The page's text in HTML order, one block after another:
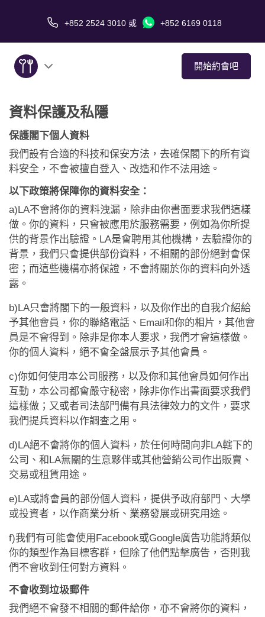
+852 2524 3010 或 +852 6169 0118
開始約會吧
關於我們
服務
愛情故事
傳媒報導
約會技巧
應用程式
資料保護及私隱
保護閣下個人資料
我們設有合適的科技和保安方法，去確保閣下的所有資
料安全，不會被擅自登入、改造和作不法用途。
以下政策將保障你的資料安全：
a)LA不會將你的資料洩漏，除非由你書面要求我們這樣
做。你的資料，只會被應用於服務需要，例如為你所提
供的背景作出驗證。LA是會聘用其他機構，去驗證你的
背景，我們只會提供部份資料，不相關的部份絕對會保
密；而這些機構亦將保證，不會將關於你的資料向外透
露。
b)LA只會將閣下的一般資料，以及你作出的自我介紹給
予其他會員，你的聯絡電話、Email和你的相片，其他會
員是不會得到。除非是你本人要求，我們才會這樣做。
你的個人資料，絕不會全盤展示予其他會員。
c)你如何使用本公司服務，以及你和其他會員如何作出
互動，本公司都會嚴守秘密，除非你作出書面要求我們
這樣做；又或者司法部門備有具法律效力的文件，要求
我們提兵資料以作調查之用。
d)LA絕不會將你的個人資料，於任何時間向非LA轄下的
公司、和LA無關的生意夥伴或其他營銷公司作出販賣、
交易或租賃用途。
e)LA或將會員的部份個人資料，提供予政府部門、大學
或投資者，以作商業分析、業務發展或研究用途。
f)我們有可能會使用Facebook或Google廣告功能將類似
你的類型作為目標客群，但除了他們點擊廣告，否則我
們不會收到任何對方資料。
不會收到垃圾郵件
我們絕不會發不相關的郵件給你，亦不會將你的資料，